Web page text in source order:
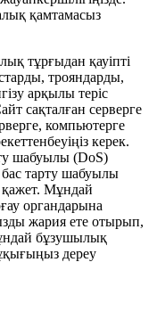
қамтамасыз
тұрғыдан қауіпті
трояндарды,
арқылы теріс
сақталған серверге
компьютерге
керек.
шабуылы (DoS)
бас тарту шабуылы
Мұндай
органдарына
жария ете отырып,
бұзушылық
дереу